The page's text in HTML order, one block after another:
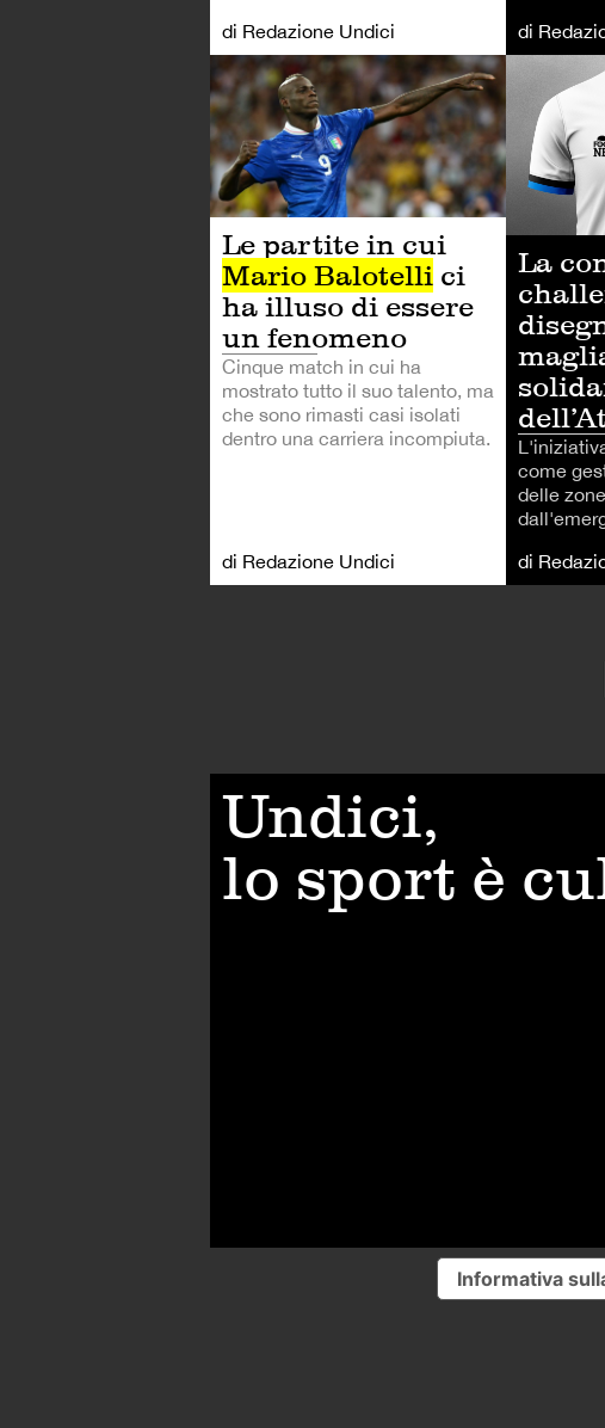
di Redazione Undici
di
Le partite in cui
Mario Balotelli ci
ha illuso di essere
un fenomeno
Cinque match in cui ha
mostrato tutto il suo talento, ma
che sono rimasti casi isolati
dentro una carriera incompiuta.
di Redazione Undici
La
come
delle
di
Undici,
lo sport è
Informativa